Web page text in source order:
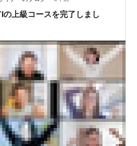
の上級コースを完了しまし